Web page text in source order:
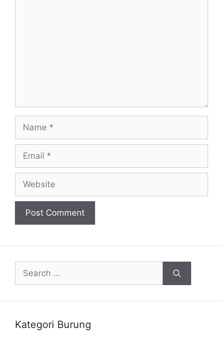
Name
Email
Website
Search
for:
Kategori Burung